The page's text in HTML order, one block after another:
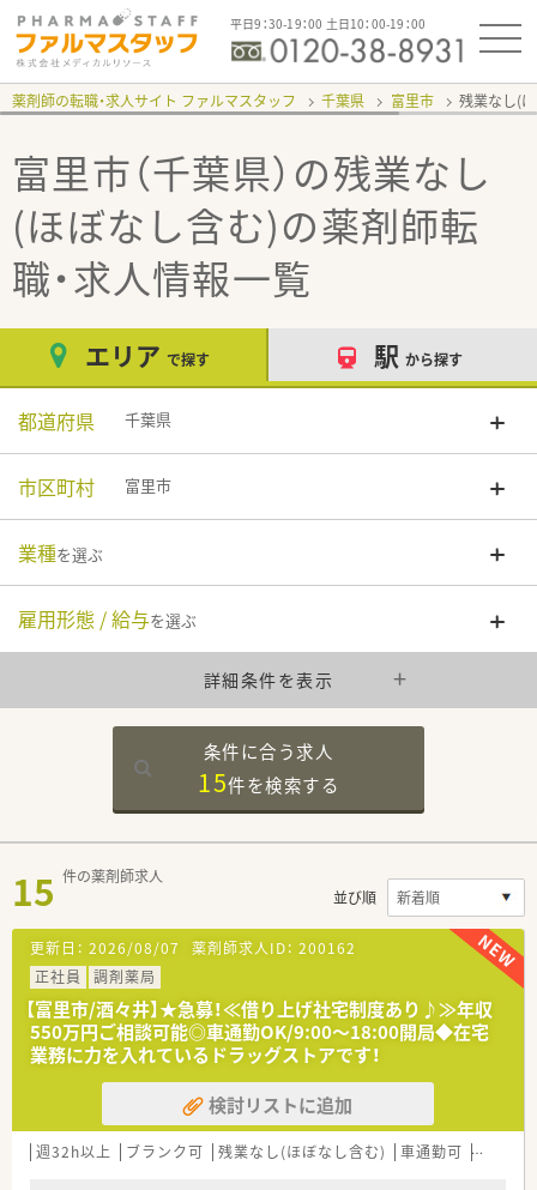
平日9：30-19：00 土日10：00-19：00
薬剤師の転職・求人サイト ファルマスタッフ 千葉県 富里市 残業なし(
富里市（千葉県）の残業なし
(ほぼなし含む)の薬剤師転
職・求人情報一覧
エリア で探す 駅 から探す
都道府県 千葉県
市区町村 富里市
業種を選ぶ
雇用形態 / 給与を選ぶ
詳細条件を表示
条件に合う求人
15件を検索する
15 件の薬剤師求人
並び順
更新日： 2026/08/07 薬剤師求人ID： 200162
正社員
調剤薬局
【富里市/酒々井】★急募！≪借り上げ社宅制度あり♪≫年収
550万円ご相談可能◎車通勤OK/9:00～18:00開局◆在宅
業務に力を入れているドラッグストアです！
検討リストに追加
週32h以上 ブランク可 残業なし(ほぼなし含む) 車通勤可 高給与